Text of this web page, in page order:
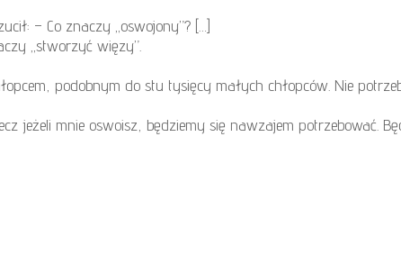
– Co znaczy „oswojony”? […]
„stworzyć więzy”.
podobnym do stu tysięcy małych chłopców. Nie
jeżeli mnie oswoisz, będziemy się nawzajem potrzebować.